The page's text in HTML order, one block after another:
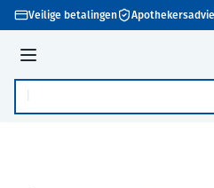
Ga naar de inhoud
Veilige betalingen
Menu
Product, merk, categorie...